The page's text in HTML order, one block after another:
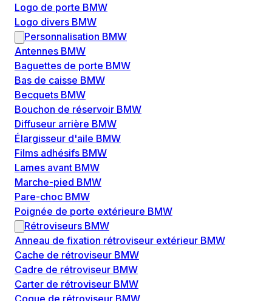
Logo de porte BMW
Logo divers BMW
Personnalisation BMW
Antennes BMW
Baguettes de porte BMW
Bas de caisse BMW
Becquets BMW
Bouchon de réservoir BMW
Diffuseur arrière BMW
Élargisseur d'aile BMW
Films adhésifs BMW
Lames avant BMW
Marche-pied BMW
Pare-choc BMW
Poignée de porte extérieure BMW
Rétroviseurs BMW
Anneau de fixation rétroviseur extérieur BMW
Cache de rétroviseur BMW
Cadre de rétroviseur BMW
Carter de rétroviseur BMW